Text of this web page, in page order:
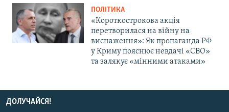
ПОЛІТИКА
«Короткострокова акція
перетворилася на війну на
виснаження»: Як пропаганда РФ
у Криму пояснює невдачі «СВО»
та залякує «мінними атаками»
ДОЛУЧАЙСЯ!